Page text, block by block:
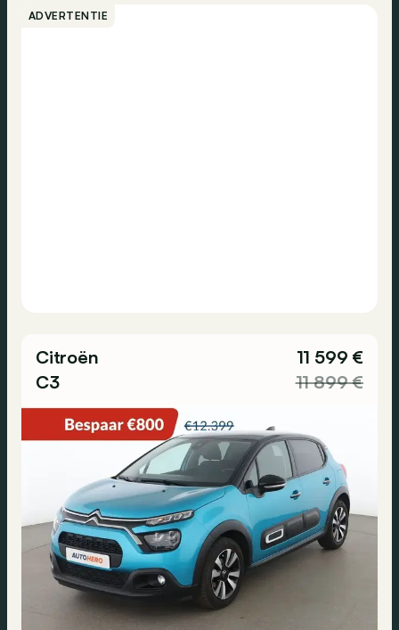
ADVERTENTIE
Citroën
C3
11 599 €
11 899 €